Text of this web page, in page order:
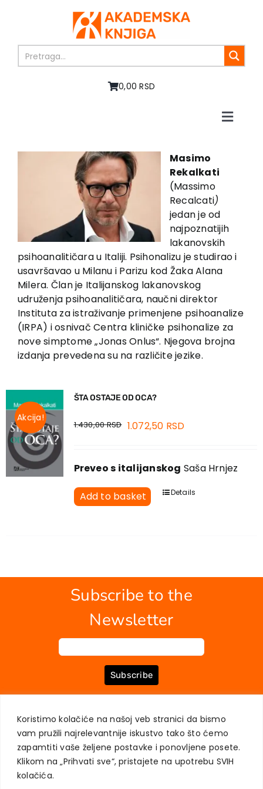
Koristimo kolačiće na našoj veb stranici da bismo
vam pružili najrelevantnije iskustvo tako što ćemo
zapamtiti vaše željene postavke i ponovljene posete.
Klikom na „Prihvati sve“, pristajete na upotrebu SVIH
kolačića.
0,00 RSD
Toggle
Authors
EU PROJECTS
Contact
Masimo
Rekalkati
(Massimo
Recalcati)
jedan je od
najpoznatijih
lakanovskih
psihoanalitičara u Italiji. Psihonalizu je studirao i
usavršavao u Milanu i Parizu kod Žaka Alana
Milera. Član je Italijanskog lakanovskog
udruženja psihoanalitičara, naučni direktor
Instituta za istraživanje primenjene psihoanalize
(IRPA) i osnivač Centra kliničke psihonalize za
nove simptome „Jonas Onlus“. Njegova brojna
izdanja prevedena su na različite jezike.
Akcija!
ŠTA OSTAJE OD OCA?
1.430,00RSD 1.072,50 RSD
Preveo s italijanskog Saša Hrnjez
Add to basket Details
Subscribe to the
Newsletter
Subscribe
USER PRIVACY PROTECTION